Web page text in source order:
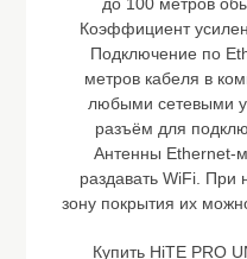
Коэффициент
Подключение по
метров кабеля в
любыми сетевыми
разъём для
Антенны Ethernet-
раздавать WiFi. При
зону покрытия их
Купить HiTE PRO